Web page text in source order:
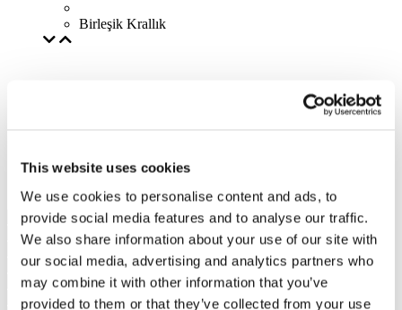
This website uses cookies
We use cookies to personalise content and ads, to
provide social media features and to analyse our traffic.
We also share information about your use of our site with
our social media, advertising and analytics partners who
may combine it with other information that you’ve
provided to them or that they’ve collected from your use
Birleşik Krallık